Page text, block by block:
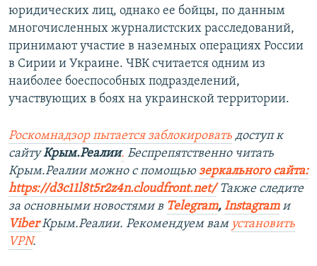
юридических лиц, однако ее бойцы, по данным
многочисленных журналистских расследований,
принимают участие в наземных операциях России
в Сирии и Украине. ЧВК считается одним из
наиболее боеспособных подразделений,
участвующих в боях на украинской территории.
Роскомнадзор пытается заблокировать доступ к
сайтуКрым.Реалии. Беспрепятственно читать
Крым.Реалии можно с помощью зеркального сайта:
https://d3c11l8t5r2z4n.cloudfront.net/Также следите
за основными новостями в Telegram, Instagramи
ViberКрым.Реалии. Рекомендуем вам установить
VPN.